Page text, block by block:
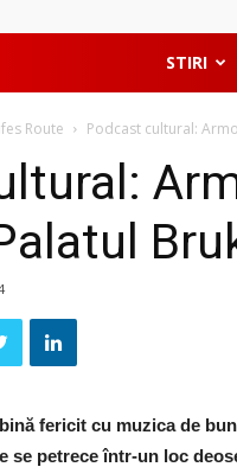
STIRI
Route Podcast cultural:
fericit cu muzica de
se petrece într-un loc